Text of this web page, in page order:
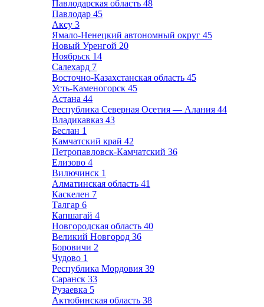
Павлодарская область 48
Павлодар 45
Аксу 3
Ямало-Ненецкий автономный округ 45
Новый Уренгой 20
Ноябрьск 14
Салехард 7
Восточно-Казахстанская область 45
Усть-Каменогорск 45
Астана 44
Республика Северная Осетия — Алания 44
Владикавказ 43
Беслан 1
Камчатский край 42
Петропавловск-Камчатский 36
Елизово 4
Вилючинск 1
Алматинская область 41
Каскелен 7
Талгар 6
Капшагай 4
Новгородская область 40
Великий Новгород 36
Боровичи 2
Чудово 1
Республика Мордовия 39
Саранск 33
Рузаевка 5
Актюбинская область 38